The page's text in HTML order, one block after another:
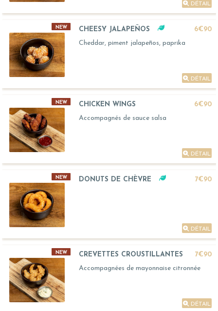
DÉTAIL
NEW CHEESY JALAPEÑOS
6€90
Cheddar, piment jalapeños, paprika
DÉTAIL
NEW CHICKEN WINGS
6€90
Accompagnés de sauce salsa
DÉTAIL
NEW DONUTS DE CHÈVRE 7€90
DÉTAIL
NEW CREVETTES CROUSTILLANTES
7€90
Accompagnées de mayonnaise citronnée
DÉTAIL